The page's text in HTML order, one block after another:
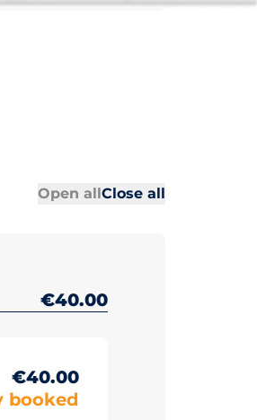
Open allClose allAll sections
All sections
€40.00
€40.00
booked